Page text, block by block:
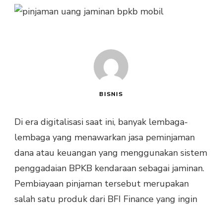
BISNIS
Di era digitalisasi saat ini, banyak lembaga-
lembaga yang menawarkan jasa peminjaman
dana atau keuangan yang menggunakan sistem
penggadaian BPKB kendaraan sebagai jaminan.
Pembiayaan pinjaman tersebut merupakan
salah satu produk dari BFI Finance yang ingin